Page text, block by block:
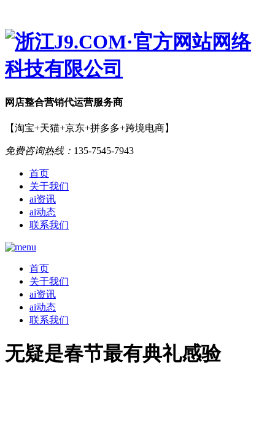
网店整合营销代运营服务商
【淘宝+天猫+京东+拼多多+跨境电商】
免费咨询热线： 135-7545-7943
首页
关于我们
ai资讯
ai动态
联系我们
首页
关于我们
ai资讯
ai动态
联系我们
无疑是春节最有典礼感验